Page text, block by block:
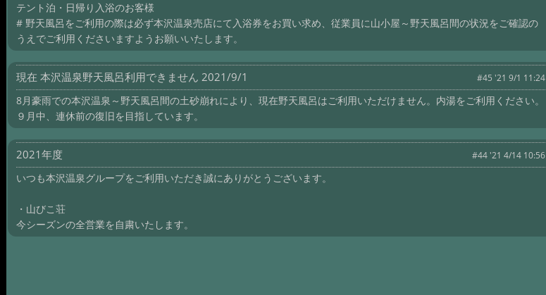
テント泊・日帰り入浴のお客様
# 野天風呂をご利用の際は必ず本沢温泉売店にて入浴券をお買い求め、従業員に山小屋～野天風呂間の状況をご確認の
うえでご利用くださいますようお願いいたします。
現在 本沢温泉野天風呂利用できません 2021/9/1 #45 '21 9/1 11:24
8月豪雨での本沢温泉～野天風呂間の土砂崩れにより、現在野天風呂はご利用いただけません。内湯をご利用ください。
９月中、連休前の復旧を目指しています。
2021年度 #44 '21 4/14 10:56
いつも本沢温泉グループをご利用いただき誠にありがとうございます。
・山びこ荘
今シーズンの全営業を自粛いたします。